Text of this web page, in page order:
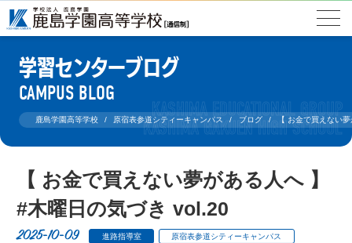
学習センターブログ
CAMPUS BLOG
鹿島学園高等学校 原宿表参道シティーキャンパス ブログ 【 お金で買えない
【 お金で買えない夢がある人へ 】
#木曜日の気づき vol.20
2025-10-09 進路指導室 原宿表参道シティーキャンパス